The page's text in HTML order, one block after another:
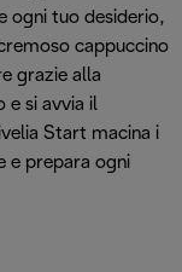
ogni tuo desiderio,
cappuccino
grazie alla
e si avvia il
Start macina i
e prepara ogni